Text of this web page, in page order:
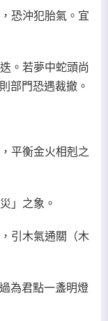
恐沖犯胎氣。宜
。若夢中蛇頭尚
部門恐遇裁撤。
平衡金火相剋之
」之象。
引木氣通關（木
為君點一盞明燈